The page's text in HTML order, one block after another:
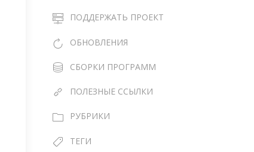
ПОДДЕРЖАТЬ ПРОЕКТ
ОБНОВЛЕНИЯ
СБОРКИ ПРОГРАММ
ПОЛЕЗНЫЕ ССЫЛКИ
РУБРИКИ
ТЕГИ